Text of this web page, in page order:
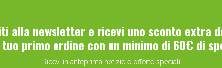
alla newsletter e ricevi uno sconto extra
primo ordine con un minimo di 60€ di
Ricevi in anteprima notizie e offerte speciali